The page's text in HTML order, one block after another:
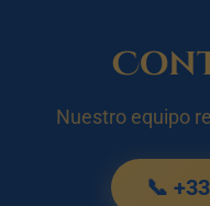
Nuestro equipo
📞